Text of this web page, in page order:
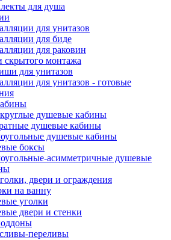
для душа
для унитазов
для биде
для раковин
скрытого монтажа
для унитазов
для унитазов - готовые
душевые кабины
душевые кабины
душевые кабины
боксы
асимметричные душевые
двери и ограждения
на ванну
уголки
двери и стенки
переливы